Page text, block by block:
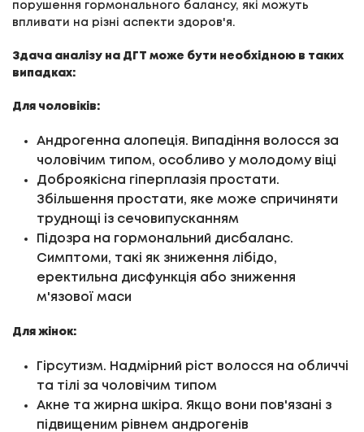
порушення гормонального балансу, які можуть
впливати на різні аспекти здоров'я.
Здача аналізу на ДГТ може бути необхідною в таких
випадках:
Для чоловіків:
Андрогенна алопеція. Випадіння волосся за
чоловічим типом, особливо у молодому віці
Доброякісна гіперплазія простати.
Збільшення простати, яке може спричиняти
труднощі із сечовипусканням
Підозра на гормональний дисбаланс.
Симптоми, такі як зниження лібідо,
еректильна дисфункція або зниження
м'язової маси
Для жінок:
Гірсутизм. Надмірний ріст волосся на обличчі
та тілі за чоловічим типом
Акне та жирна шкіра. Якщо вони пов'язані з
підвищеним рівнем андрогенів